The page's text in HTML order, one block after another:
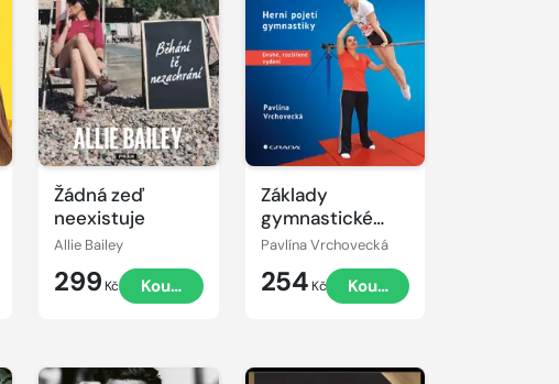
Žádná zeď
neexistuje
Allie Bailey
299 Kč Koupit
Základy
gymnastické
přípravy dětí –
druhé, rozšířené
vydání
Pavlína Vrchovecká
254 Kč Koupit